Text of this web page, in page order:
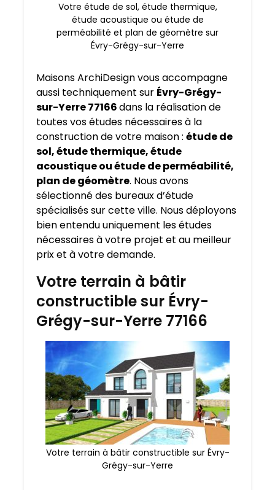
Votre étude de sol, étude thermique,
étude acoustique ou étude de
perméabilité et plan de géomètre sur
Évry-Grégy-sur-Yerre
Maisons ArchiDesign vous accompagne
aussi techniquement sur Évry-Grégy-
sur-Yerre 77166dans la réalisation de
toutes vos études nécessaires à la
construction de votre maison : étude de
sol, étude thermique, étude
acoustique ou étude de perméabilité,
plan de géomètre. Nous avons
sélectionné des bureaux d’étude
spécialisés sur cette ville. Nous déployons
bien entendu uniquement les études
nécessaires à votre projet et au meilleur
prix et à votre demande.
Votre terrain à bâtir
constructible sur Évry-
Grégy-sur-Yerre 77166
Votre terrain à bâtir constructible sur Évry-
Grégy-sur-Yerre